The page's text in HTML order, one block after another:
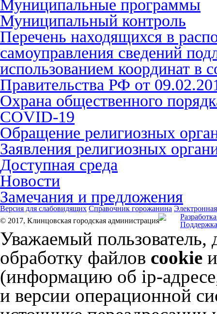
Муниципальные программы
Муниципальный контроль
Перечень находящихся в
самоуправления сведений
использованием координат в
Правительства РФ от
Охрана общественного
COVID-19
Обращение религиозных
Заявления религиозных
Доступная среда
Новости
Замечания и предложения
Версия для слабовидящих Справочник горожанина
© 2017, Клинцовская городская администрация
Уважаемый пользователь,
обработку файлов cookie
(информацию об ip-адресе
и версии операционной